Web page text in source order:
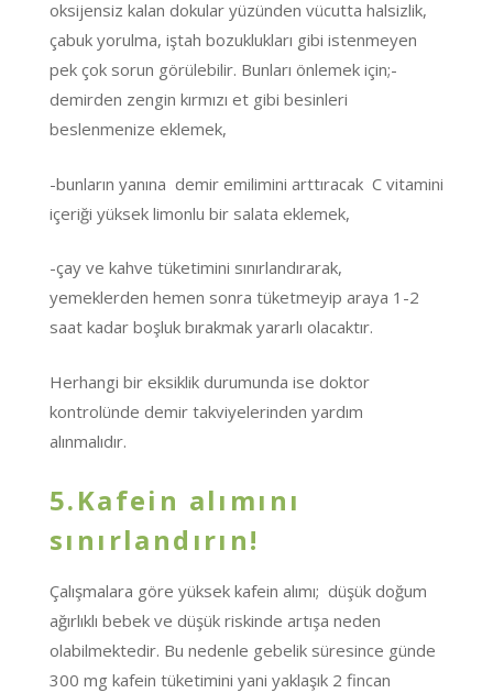
oksijensiz kalan dokular yüzünden vücutta halsizlik,
çabuk yorulma, iştah bozuklukları gibi istenmeyen
pek çok sorun görülebilir. Bunları önlemek için;-
demirden zengin kırmızı et gibi besinleri
beslenmenize eklemek,
-bunların yanına demir emilimini arttıracak C vitamini
içeriği yüksek limonlu bir salata eklemek,
-çay ve kahve tüketimini sınırlandırarak,
yemeklerden hemen sonra tüketmeyip araya 1-2
saat kadar boşluk bırakmak yararlı olacaktır.
Herhangi bir eksiklik durumunda ise doktor
kontrolünde demir takviyelerinden yardım
alınmalıdır.
5.Kafein alımını
sınırlandırın!
Çalışmalara göre yüksek kafein alımı; düşük doğum
ağırlıklı bebek ve düşük riskinde artışa neden
olabilmektedir. Bu nedenle gebelik süresince günde
300 mg kafein tüketimini yani yaklaşık 2 fincan